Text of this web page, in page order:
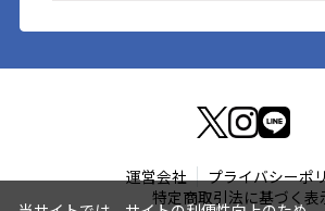
運営会社
プライバシーポ
特定商取引法に基づく表